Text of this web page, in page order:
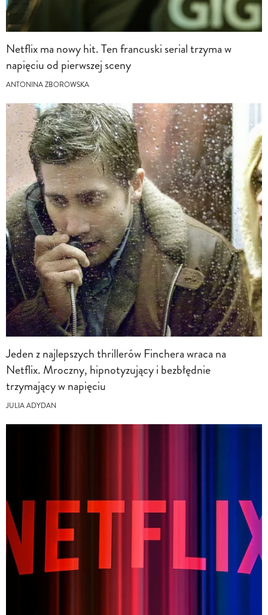
Netflix ma nowy hit. Ten francuski serial trzyma w
napięciu od pierwszej sceny
ANTONINA ZBOROWSKA
Jeden z najlepszych thrillerów Finchera wraca na
Netflix. Mroczny, hipnotyzujący i bezbłędnie
trzymający w napięciu
JULIA ADYDAN